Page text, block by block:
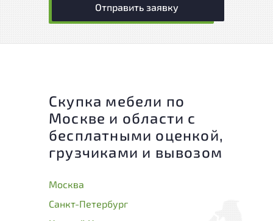
Отправить заявку
Скупка мебели по
Москве и области с
бесплатными оценкой,
грузчиками и вывозом
Москва
Санкт-Петербург